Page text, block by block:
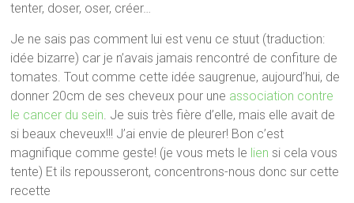
tenter, doser, oser, créer…
Je ne sais pas comment lui est venu ce stuut (traduction:
idée bizarre) car je n’avais jamais rencontré de confiture de
tomates. Tout comme cette idée saugrenue, aujourd’hui, de
donner 20cm de ses cheveux pour une association contre
le cancer du sein. Je suis très fière d’elle, mais elle avait de
si beaux cheveux!!! J’ai envie de pleurer! Bon c’est
magnifique comme geste! (je vous mets le lien si cela vous
tente) Et ils repousseront, concentrons-nous donc sur cette
recette